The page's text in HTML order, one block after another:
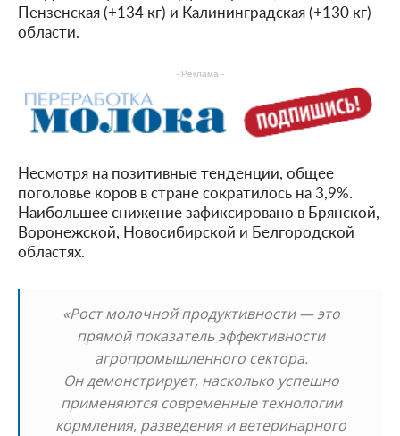
Пензенская (+134 кг) и Калининградская (+130 кг)
области.
- Реклама -
Несмотря на позитивные тенденции, общее
поголовье коров в стране сократилось на 3,9%.
Наибольшее снижение зафиксировано в Брянской,
Воронежской, Новосибирской и Белгородской
областях.
«Рост молочной продуктивности — это
прямой показатель эффективности
агропромышленного сектора.
Он демонстрирует, насколько успешно
применяются современные технологии
кормления, разведения и ветеринарного